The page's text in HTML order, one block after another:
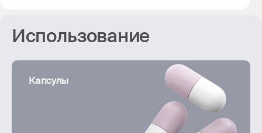
Использование
Капсулы